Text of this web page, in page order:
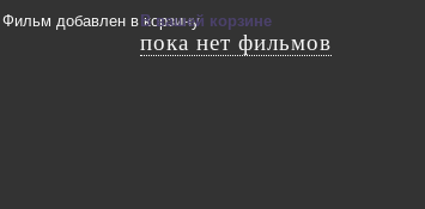
Фильм добавлен в корзинуВ вашей корзине
пока нет фильмов